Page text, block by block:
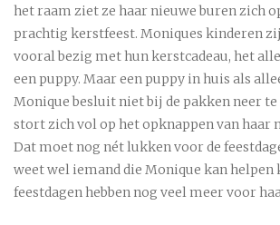
het raam ziet ze haar nieuwe buren zich
prachtig kerstfeest. Moniques kinderen
vooral bezig met hun kerstcadeau, het
een puppy. Maar een puppy in huis als
Monique besluit niet bij de pakken neer
stort zich vol op het opknappen van haar
Dat moet nog nét lukken voor de
weet wel iemand die Monique kan helpen
feestdagen hebben nog veel meer voor